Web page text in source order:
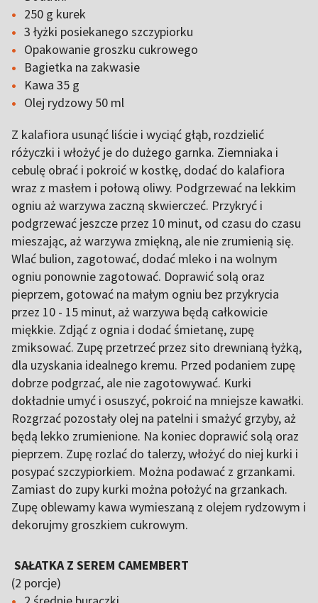
250 g kurek
3 łyżki posiekanego szczypiorku
Opakowanie groszku cukrowego
Bagietka na zakwasie
Kawa 35 g
Olej rydzowy 50 ml
Z kalafiora usunąć liście i wyciąć głąb, rozdzielić
różyczki i włożyć je do dużego garnka. Ziemniaka i
cebulę obrać i pokroić w kostkę, dodać do kalafiora
wraz z masłem i połową oliwy. Podgrzewać na lekkim
ogniu aż warzywa zaczną skwierczeć. Przykryć i
podgrzewać jeszcze przez 10 minut, od czasu do czasu
mieszając, aż warzywa zmiękną, ale nie zrumienią się.
Wlać bulion, zagotować, dodać mleko i na wolnym
ogniu ponownie zagotować. Doprawić solą oraz
pieprzem, gotować na małym ogniu bez przykrycia
przez 10 - 15 minut, aż warzywa będą całkowicie
miękkie. Zdjąć z ognia i dodać śmietanę, zupę
zmiksować. Zupę przetrzeć przez sito drewnianą łyżką,
dla uzyskania idealnego kremu. Przed podaniem zupę
dobrze podgrzać, ale nie zagotowywać. Kurki
dokładnie umyć i osuszyć, pokroić na mniejsze kawałki.
Rozgrzać pozostały olej na patelni i smażyć grzyby, aż
będą lekko zrumienione. Na koniec doprawić solą oraz
pieprzem. Zupę rozlać do talerzy, włożyć do niej kurki i
posypać szczypiorkiem. Można podawać z grzankami.
Zamiast do zupy kurki można położyć na grzankach.
Zupę oblewamy kawa wymieszaną z olejem rydzowym i
dekorujmy groszkiem cukrowym.
SAŁATKA Z SEREM CAMEMBERT
(2 porcje)